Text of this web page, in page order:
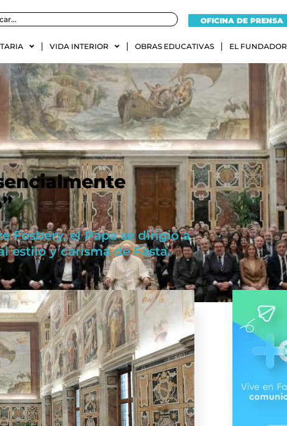
OFICINA DE PRENSA
VIDA INTERIOR OBRAS EDUCATIVAS EL FUNDADOR
Fosbery, el Papa se dirigió a
estilo y carisma de Fasta.